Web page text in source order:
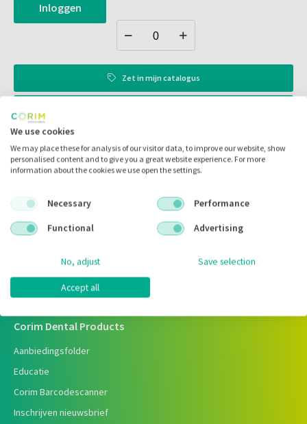
Inloggen
Zet inmijn catalogus
Artikelnr.:
044016
Merk:
Swann Morton
Code fabrikant:
Inhoud:
100x stuks
Corim Dental Products
Aanbiedingsfolder
Educatie
Corim Barcodescanner
Inschrijven nieuwsbrief
We use cookies
We may place these for analysis of our visitor data, to improve our website, show
personalised content and to give you a great website experience. For more
information about the cookies we use open the settings.
Necessary
Performance
Functional
Advertising
No, adjust Save selection
Accept all